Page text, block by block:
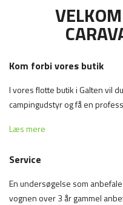
Kom forbi vores butik
I vores flotte butik i Galten vil
campingudstyr og få en
Læs mere
Service
En undersøgelse som
vognen over 3 år gammel